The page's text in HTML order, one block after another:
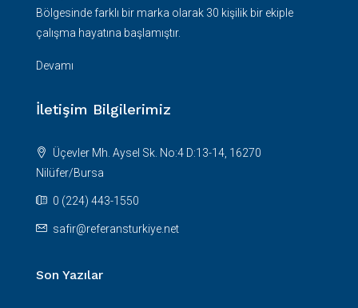
Bölgesinde farklı bir marka olarak 30 kişilik bir ekiple
çalışma hayatına başlamıştır.
Devamı
İletişim Bilgilerimiz
Üçevler Mh. Aysel Sk. No:4 D:13-14, 16270
Nilüfer/Bursa
0 (224) 443-1550
safir@referansturkiye.net
Son Yazılar